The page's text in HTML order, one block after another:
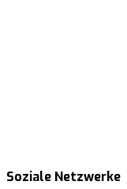
Soziale Netzwerke